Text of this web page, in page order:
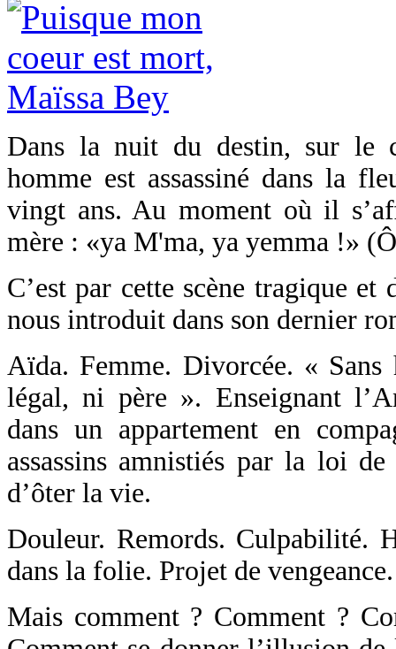
Dans la nuit du destin, sur le
homme est assassiné dans la
vingt ans. Au moment où il
mère : «ya M'ma, ya yemma !»
C’est par cette scène tragique et
nous introduit dans son dernier
Aïda. Femme. Divorcée. «
légal, ni père ». Enseignant
dans un appartement en
assassins amnistiés par la loi
d’ôter la vie.
Douleur. Remords. Culpabilité.
dans la folie. Projet de
Mais comment ? Comment ?